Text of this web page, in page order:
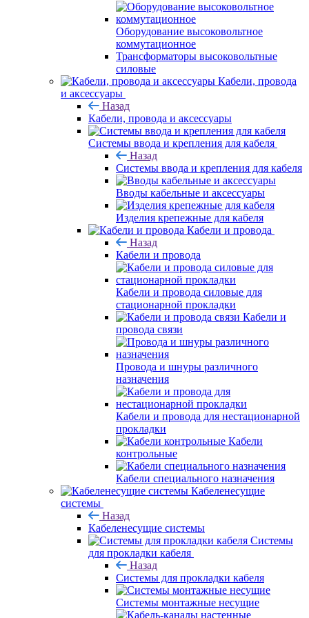
Оборудование высоковольтное
коммутационное
Трансформаторы высоковольтные
силовые
Кабели, провода
и аксессуары
Назад
Кабели, провода и аксессуары
Системы ввода и крепления для кабеля
Назад
Системы ввода и крепления для кабеля
Вводы кабельные и аксессуары
Изделия крепежные для кабеля
Кабели и провода
Назад
Кабели и провода
Кабели и провода силовые для
стационарной прокладки
Кабели и
провода связи
Провода и шнуры различного
назначения
Кабели и провода для нестационарной
прокладки
Кабели
контрольные
Кабели специального назначения
Кабеленесущие
системы
Назад
Кабеленесущие системы
Системы
для прокладки кабеля
Назад
Системы для прокладки кабеля
Системы монтажные несущие